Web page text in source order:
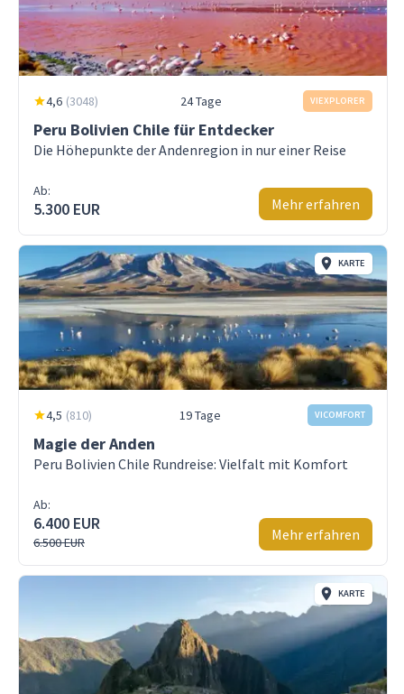
4,6 (3048) 24 Tage VIEXPLORER
Peru Bolivien Chile für Entdecker
Die Höhepunkte der Andenregion in nur einer Reise
Ab:
5.300 EUR Mehr erfahren
KARTE
4,5 (810) 19 Tage VICOMFORT
Magie der Anden
Peru Bolivien Chile Rundreise: Vielfalt mit Komfort
Ab:
6.400 EUR
6.500 EUR Mehr erfahren
KARTE